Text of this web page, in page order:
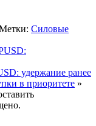
Силовые
удержание ранее
в приоритете »